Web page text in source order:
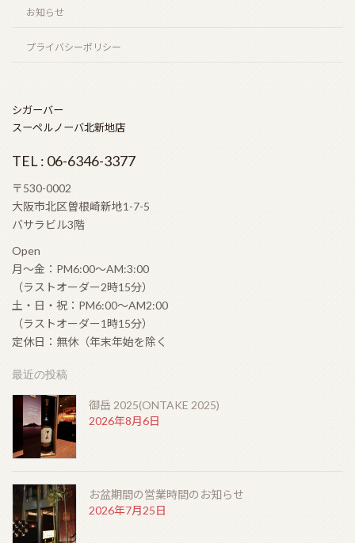
お知らせ
プライバシーポリシー
シガーバー
スーペルノーバ北新地店
TEL : 06-6346-3377
〒530-0002
大阪市北区曽根崎新地1-7-5
バサラビル3階
Open
月〜金：PM6:00〜AM:3:00
（ラストオーダー2時15分）
土・日・祝：PM6:00〜AM2:00
（ラストオーダー1時15分）
定休日：無休（年末年始を除く
最近の投稿
御岳 2025(ONTAKE 2025)
2026年8月6日
お盆期間の営業時間のお知らせ
2026年7月25日